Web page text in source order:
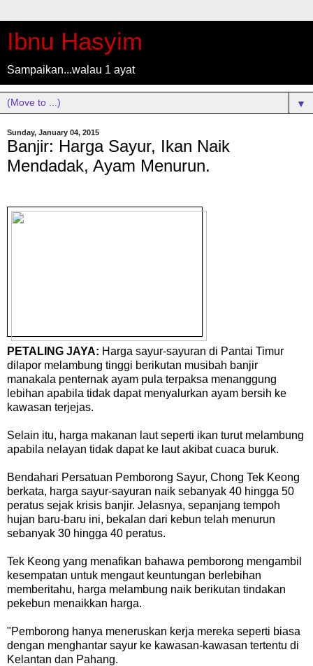
Ibnu Hasyim
Sampaikan...walau 1 ayat
▼
Sunday, January 04, 2015
Banjir: Harga Sayur, Ikan Naik
Mendadak, Ayam Menurun.
PETALING JAYA: Harga sayur-sayuran di Pantai Timur
dilapor melambung tinggi berikutan musibah banjir
manakala penternak ayam pula terpaksa menanggung
lebihan apabila tidak dapat menyalurkan ayam bersih ke
kawasan terjejas.
Selain itu, harga makanan laut seperti ikan turut melambung
apabila nelayan tidak dapat ke laut akibat cuaca buruk.
Bendahari Persatuan Pemborong Sayur, Chong Tek Keong
berkata, harga sayur-sayuran naik sebanyak 40 hingga 50
peratus sejak krisis banjir. Jelasnya, sepanjang tempoh
hujan baru-baru ini, bekalan dari kebun telah menurun
sebanyak 30 hingga 40 peratus.
Tek Keong yang menafikan bahawa pemborong mengambil
kesempatan untuk mengaut keuntungan berlebihan
memberitahu, harga melambung naik berikutan tindakan
pekebun menaikkan harga.
"Pemborong hanya meneruskan kerja mereka seperti biasa
dengan menghantar sayur ke kawasan-kawasan tertentu di
Kelantan dan Pahang.